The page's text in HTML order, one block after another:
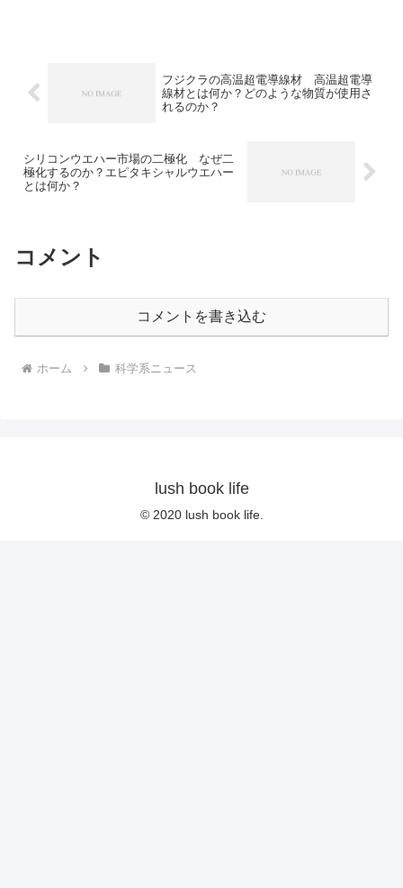
フジクラの高温超電導線材 高温超電導
線材とは何か？どのような物質が使用さ
れるのか？
シリコンウエハー市場の二極化 なぜ二
極化するのか？エピタキシャルウエハー
とは何か？
コメント
コメントを書き込む
ホーム 科学系ニュース
lush book life
© 2020 lush book life.